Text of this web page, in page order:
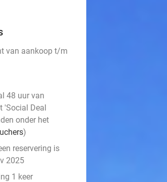
van aankoop t/m
48 uur van
'Social Deal
onder het
)
reservering is
2025
1 keer